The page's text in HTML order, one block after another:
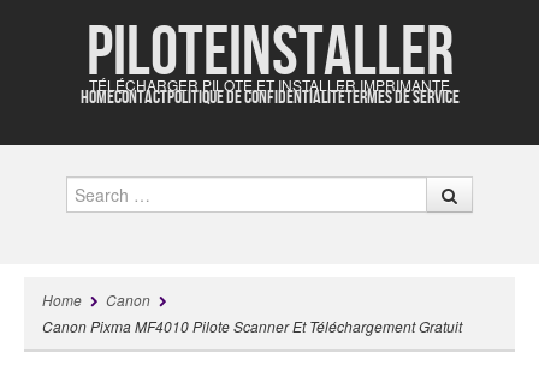
Piloteinstaller
TÉLÉCHARGER PILOTE ET INSTALLER IMPRIMANTE
HOMECONTACTPOLITIQUE DE CONFIDENTIALITÉTERMES DE SERVICE
Search
Home
Canon
Canon Pixma MF4010 Pilote Scanner Et Téléchargement Gratuit